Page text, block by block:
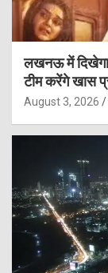
लखनऊ में
टीम करेंगे खास
August 3, 2026